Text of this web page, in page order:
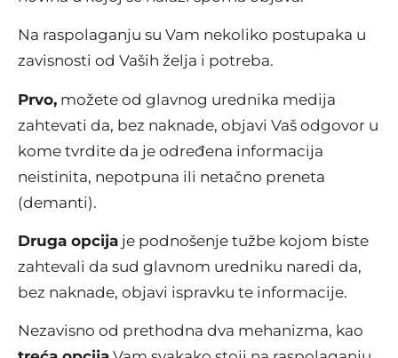
Na raspolaganju su Vam nekoliko postupaka u
zavisnosti od Vaših želja i potreba.
Prvo, možete od glavnog urednika medija
zahtevati da, bez naknade, objavi Vaš odgovor u
kome tvrdite da je određena informacija
neistinita, nepotpuna ili netačno preneta
(demanti).
Druga opcija je podnošenje tužbe kojom biste
zahtevali da sud glavnom uredniku naredi da,
bez naknade, objavi ispravku te informacije.
Nezavisno od prethodna dva mehanizma, kao